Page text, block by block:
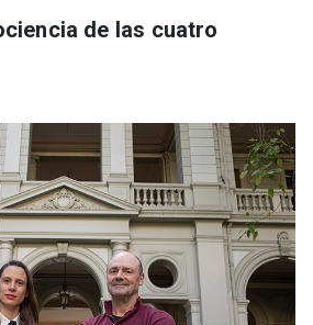
de las cuatro